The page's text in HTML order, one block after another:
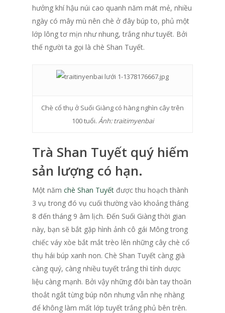
hưởng khí hậu núi cao quanh năm mát mẻ, nhiều
ngày có mây mù nên chè ở đây búp to, phủ một
lớp lông tơ mịn như nhung, trắng như tuyết. Bởi
thế người ta gọi là chè Shan Tuyết.
Chè cổ thụ ở Suối Giàng có hàng nghìn cây trên
100 tuổi. Ảnh: traitimyenbai
Trà Shan Tuyết quý hiếm
sản lượng có hạn.
Một năm chè Shan Tuyết được thu hoạch thành
3 vụ trong đó vụ cuối thường vào khoảng tháng
8 đến tháng 9 âm lịch. Đến Suối Giàng thời gian
này, bạn sẽ bắt gặp hình ảnh cô gái Mông trong
chiếc váy xòe bắt mắt trèo lên những cây chè cổ
thụ hái búp xanh non. Chè Shan Tuyết càng già
càng quý, càng nhiều tuyết trắng thì tính dược
liệu càng mạnh. Bởi vậy những đôi bàn tay thoăn
thoắt ngắt từng búp nõn nhưng vẫn nhẹ nhàng
để không làm mất lớp tuyết trắng phủ bên trên.